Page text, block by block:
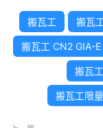
搬瓦工 搬瓦
搬瓦工 CN2 GIA-E
搬瓦
搬瓦工限